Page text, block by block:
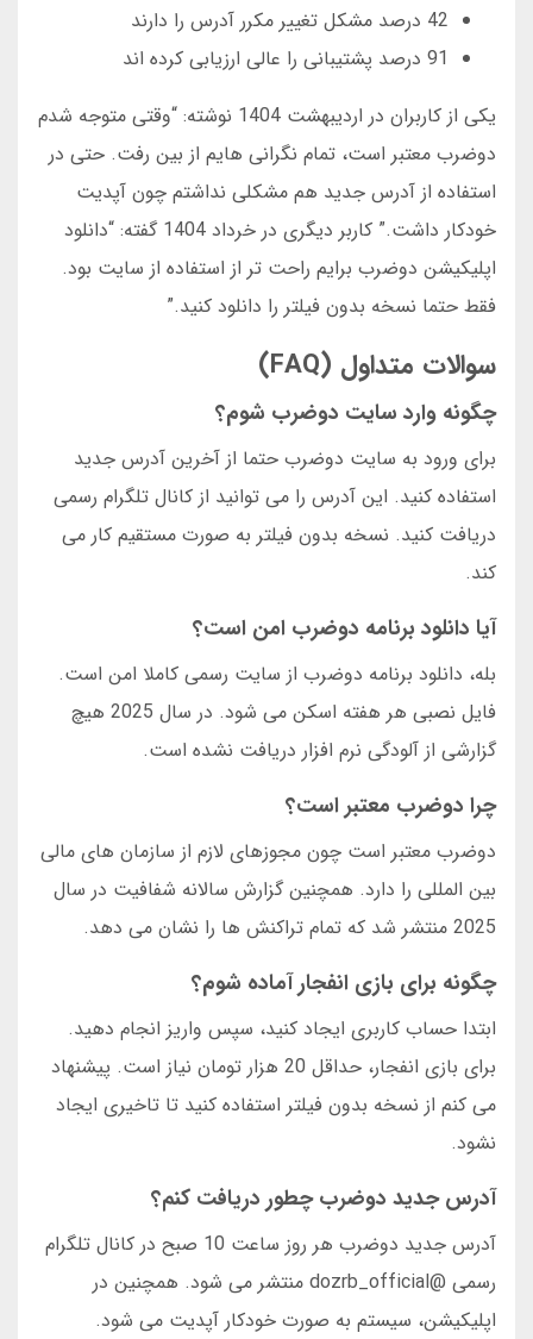
42 درصد مشکل تغییر مکرر آدرس را دارند
91 درصد پشتیبانی را عالی ارزیابی کرده اند
یکی از کاربران در اردیبهشت 1404 نوشته: “وقتی متوجه شدم
دوضرب معتبر است، تمام نگرانی هایم از بین رفت. حتی در
استفاده از آدرس جدید هم مشکلی نداشتم چون آپدیت
خودکار داشت.” کاربر دیگری در خرداد 1404 گفته: “دانلود
اپلیکیشن دوضرب برایم راحت تر از استفاده از سایت بود.
فقط حتما نسخه بدون فیلتر را دانلود کنید.”
سوالات متداول (FAQ)
چگونه وارد سایت دوضرب شوم؟
برای ورود به سایت دوضرب حتما از آخرین آدرس جدید
استفاده کنید. این آدرس را می توانید از کانال تلگرام رسمی
دریافت کنید. نسخه بدون فیلتر به صورت مستقیم کار می
کند.
آیا دانلود برنامه دوضرب امن است؟
بله، دانلود برنامه دوضرب از سایت رسمی کاملا امن است.
فایل نصبی هر هفته اسکن می شود. در سال 2025 هیچ
گزارشی از آلودگی نرم افزار دریافت نشده است.
چرا دوضرب معتبر است؟
دوضرب معتبر است چون مجوزهای لازم از سازمان های مالی
بین المللی را دارد. همچنین گزارش سالانه شفافیت در سال
2025 منتشر شد که تمام تراکنش ها را نشان می دهد.
چگونه برای بازی انفجار آماده شوم؟
ابتدا حساب کاربری ایجاد کنید، سپس واریز انجام دهید.
برای بازی انفجار، حداقل 20 هزار تومان نیاز است. پیشنهاد
می کنم از نسخه بدون فیلتر استفاده کنید تا تاخیری ایجاد
نشود.
آدرس جدید دوضرب چطور دریافت کنم؟
آدرس جدید دوضرب هر روز ساعت 10 صبح در کانال تلگرام
رسمی @dozrb_official منتشر می شود. همچنین در
اپلیکیشن، سیستم به صورت خودکار آپدیت می شود.